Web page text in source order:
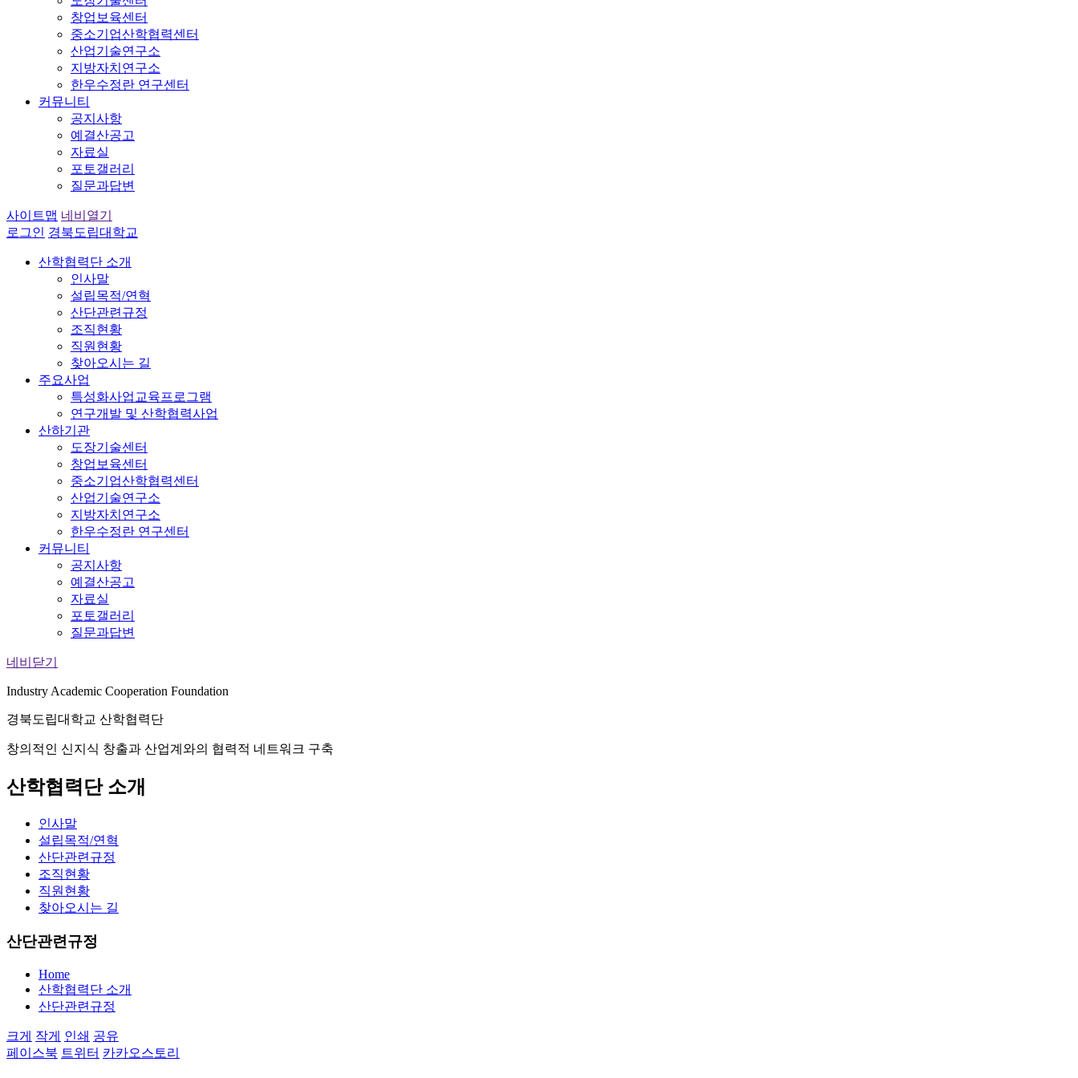
창업보육센터
중소기업산학협력센터
산업기술연구소
지방자치연구소
한우수정란 연구센터
커뮤니티
공지사항
예결산공고
자료실
포토갤러리
질문과답변
사이트맵 네비열기
로그인 경북도립대학교
산학협력단 소개
인사말
설립목적/연혁
산단관련규정
조직현황
직원현황
찾아오시는 길
주요사업
특성화사업교육프로그램
연구개발 및 산학협력사업
산하기관
도장기술센터
창업보육센터
중소기업산학협력센터
산업기술연구소
지방자치연구소
한우수정란 연구센터
커뮤니티
공지사항
예결산공고
자료실
포토갤러리
질문과답변
네비닫기
Industry Academic Cooperation Foundation
경북도립대학교 산학협력단
창의적인 신지식 창출과 산업계와의 협력적 네트워크 구축
산학협력단 소개
인사말
설립목적/연혁
산단관련규정
조직현황
직원현황
찾아오시는 길
산단관련규정
Home
산학협력단 소개
산단관련규정
크게 작게 인쇄 공유
페이스북 트위터 카카오스토리